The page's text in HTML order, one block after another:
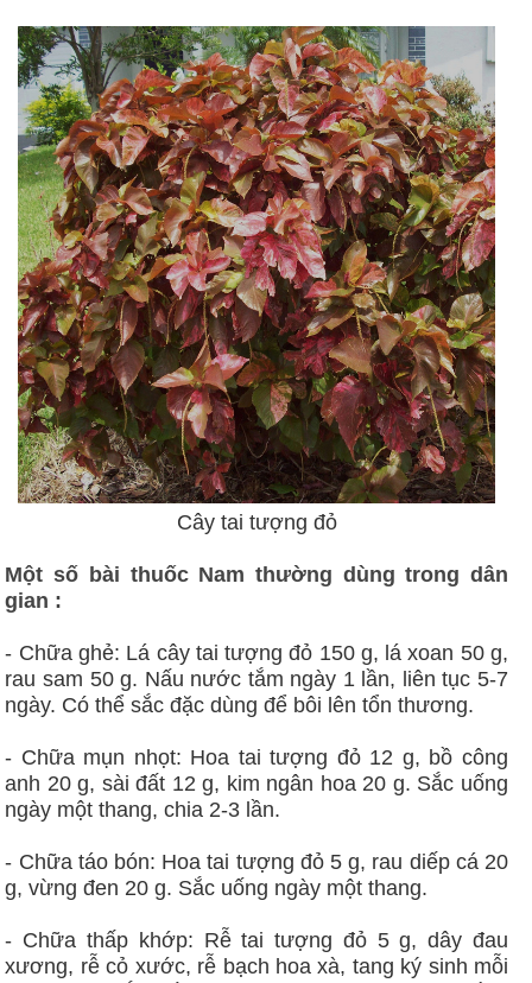
Cây tai tượng đỏ
Một số bài thuốc Nam thường dùng trong dân
gian :
- Chữa ghẻ: Lá cây tai tượng đỏ 150 g, lá xoan 50 g,
rau sam 50 g. Nấu nước tắm ngày 1 lần, liên tục 5-7
ngày. Có thể sắc đặc dùng để bôi lên tổn thương.
- Chữa mụn nhọt: Hoa tai tượng đỏ 12 g, bồ công
anh 20 g, sài đất 12 g, kim ngân hoa 20 g. Sắc uống
ngày một thang, chia 2-3 lần.
- Chữa táo bón: Hoa tai tượng đỏ 5 g, rau diếp cá 20
g, vừng đen 20 g. Sắc uống ngày một thang.
- Chữa thấp khớp: Rễ tai tượng đỏ 5 g, dây đau
xương, rễ cỏ xước, rễ bạch hoa xà, tang ký sinh mỗi